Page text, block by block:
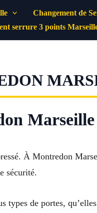
Changement de
serrure 3 points
Marseille
À Montredon
sécurité.
de portes,